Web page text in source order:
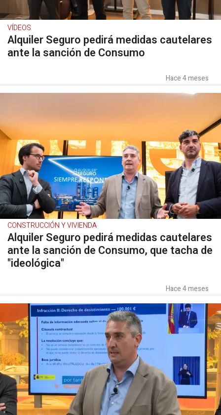
VÍDEOS
Alquiler Seguro pedirá medidas cautelares
ante la sanción de Consumo
Hace 4 meses
CONSTRUCCIÓN Y VIVIENDA
Alquiler Seguro pedirá medidas cautelares
ante la sanción de Consumo, que tacha de
"ideológica"
Hace 4 meses